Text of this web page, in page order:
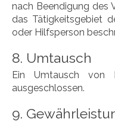
nach Beendigung des
das Tätigkeitsgebiet
oder Hilfsperson
8. Umtausch
Ein Umtausch von
ausgeschlossen.
9.